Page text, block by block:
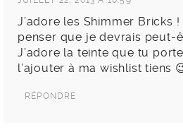
J’adore les Shimmer Bricks
penser que je devrais peut-
J’adore la teinte que tu
l’ajouter à ma wishlist tiens
RÉPONDRE